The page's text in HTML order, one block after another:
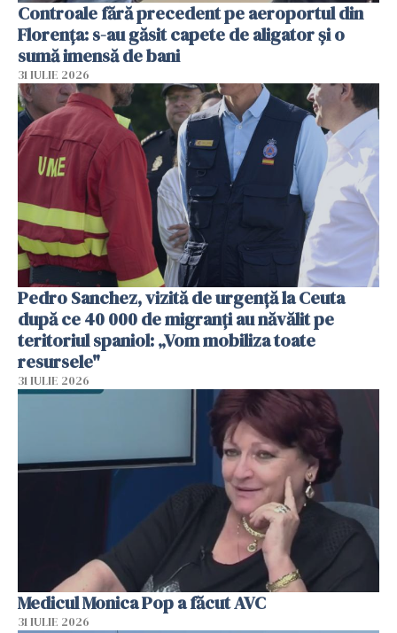
Controale fără precedent pe aeroportul din
Florența: s-au găsit capete de aligator și o
sumă imensă de bani
31 IULIE 2026
Pedro Sanchez, vizită de urgență la Ceuta
după ce 40 000 de migranți au năvălit pe
teritoriul spaniol: „Vom mobiliza toate
resursele"
31 IULIE 2026
Medicul Monica Pop a făcut AVC
31 IULIE 2026